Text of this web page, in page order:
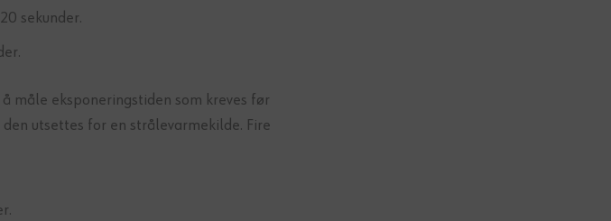
sekunder.
måle eksponeringstiden som kreves før
utsettes for en strålevarmekilde. Fire